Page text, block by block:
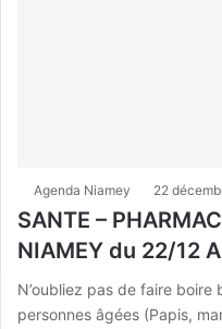
Agenda Niamey 22
SANTE –
NIAMEY du 22/12
N’oubliez pas de faire boire
personnes âgées (Papis,